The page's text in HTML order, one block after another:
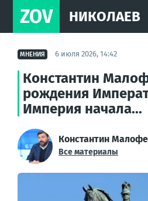
ZOV НИКОЛАЕВ
МНЕНИЯ 6 июля 2026, 14:42
Константин
рождения
Империя начала...
Константин
Все материалы